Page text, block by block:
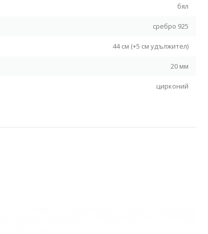
бял
сребро 925
44 см (+5 см удължител)
20 мм
цирконий